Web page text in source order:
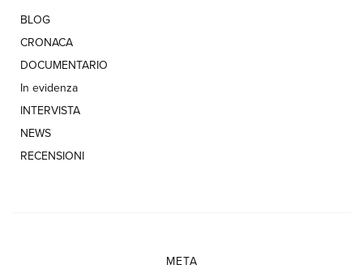
BLOG
CRONACA
DOCUMENTARIO
In evidenza
INTERVISTA
NEWS
RECENSIONI
META